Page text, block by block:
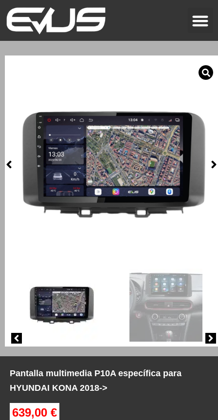
Pantalla multimedia P10A específica para
HYUNDAI KONA 2018->
639,00 €